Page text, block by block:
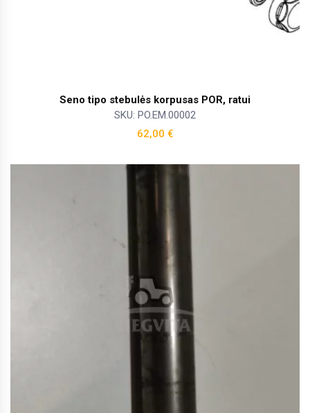
Seno tipo stebulės korpusas POR, ratui
SKU: PO.EM.00002
62,00 €